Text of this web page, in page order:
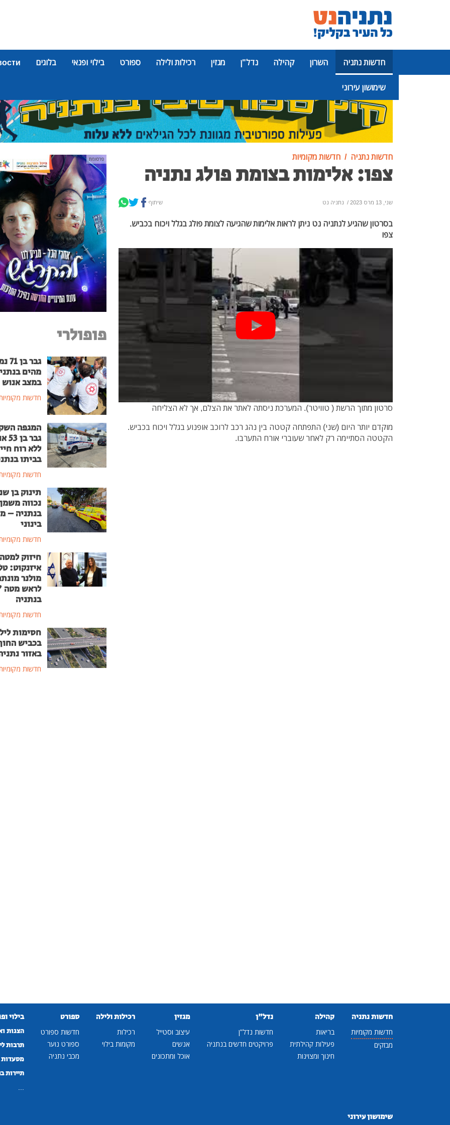
חדשות נתניה השרון קהילה נדל"ן מגזין רכילות ולילה ספורט בילוי ופנאי בלוגים
שימושון עירוני
פרסומת
חדשות נתניה חדשות מקומיות
צפו: אלימות בצומת פולג נתניה
שני, 13 מרס 2023 / נתניה נט שיתוף
בסרטון שהגיע לנתניה נט ניתן לראות אלימות שהגיעה לצומת פולג בגלל ויכוח בכביש.
צפו
סרטון מתוך הרשת ( טוויטר). המערכת ניסתה לאתר את הצלם, אך לא הצליחה
מוקדם יותר היום (שני) התפתחה קטטה בין נהג רכב לרוכב אופנוע בגלל ויכוח בכביש.
הקטטה הסתיימה רק לאחר שעוברי אורח התערבו.
פרסומת
פופולרי
גבר
מהים
במצב אנוש
חדשות
המגפה
גבר
ללא רוח
בביתו
חדשות
תינוק בן
נכווה
בנתניה –
בינוני
חדשות
חיזוק למטה
איזנקוט:
מולנר
לראש
בנתניה
חדשות
חסימות
בכביש
באזור
חדשות
חדשות נתניה
חדשות מקומיות
מבזקים
קהילה
בריאות
פעילות קהילתית
חינוך ומצוינות
נדל"ן
חדשות נדל"ן
פרויקטים חדשים בנתניה
מגזין
עיצוב וסטייל
אנשים
אוכל ומתכונים
רכילות ולילה
רכילות
מקומות בילוי
ספורט
חדשות ספורט
ספורט נוער
מכבי נתניה
בילוי
הצגות
תרבות
מסעדות
תיירות
שימושון עירוני